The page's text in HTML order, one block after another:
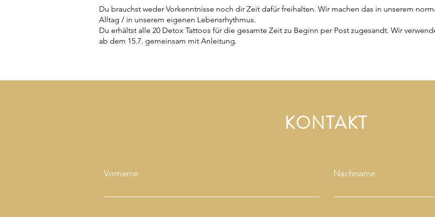
Du brauchst weder Vorkenntnisse noch dir Zeit dafür freihalten. Wir machen das in unserem
Alltag / in unserem eigenen Lebensrhythmus.
Du erhältst alle 20 Detox Tattoos für die gesamte Zeit zu Beginn per Post zugesandt. Wir
ab dem 15.7. gemeinsam mit Anleitung.
KONTAKT
Vorname Nachname